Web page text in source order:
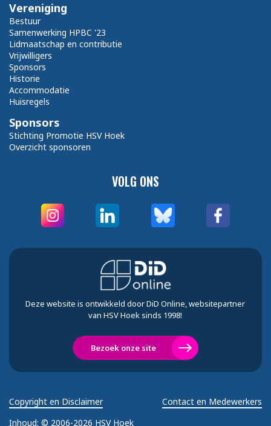
VOLG ONS
Vereniging
Bestuur
Samenwerking HPBC '23
Lidmaatschap en contributie
Vrijwilligers
Sponsors
Historie
Accommodatie
Huisregels
Sponsors
Stichting Promotie HSV Hoek
Overzicht sponsoren
Deze website is ontwikkeld door DiD Online, websitepartner
van HSV Hoek sinds 1998!
Bezoek onze site
Inhoud: © 2006-2026 HSV Hoek
Copyright en Disclaimer Contact en Medewerkers